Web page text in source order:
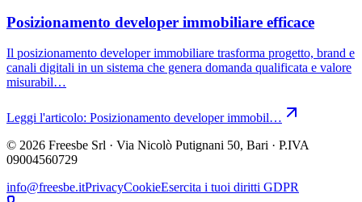
Posizionamento developer immobiliare efficace
Il posizionamento developer immobiliare trasforma progetto, brand e
canali digitali in un sistema che genera domanda qualificata e valore
misurabil…
Leggi l'articolo: Posizionamento developer immobil…
© 2026 Freesbe Srl · Via Nicolò Putignani 50, Bari · P.IVA
09004560729
info@freesbe.itPrivacyCookieEsercita i tuoi diritti GDPR